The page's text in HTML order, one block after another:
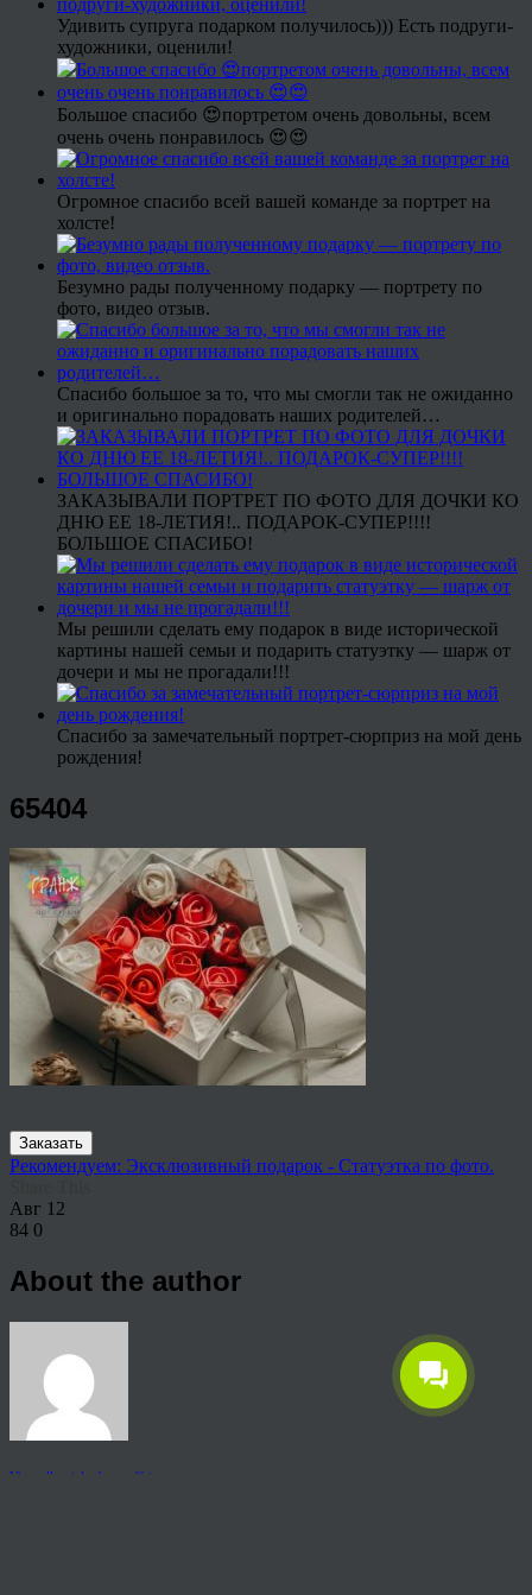
Удивить супруга подарком получилось))) Есть подруги-
художники, оценили!
Большое спасибо 😍портретом очень довольны, всем
очень очень понравилось 😍😍
Огромное спасибо всей вашей команде за портрет на
холсте!
Безумно рады полученному подарку — портрету по
фото, видео отзыв.
Спасибо большое за то, что мы смогли так не ожиданно
и оригинально порадовать наших родителей…
ЗАКАЗЫВАЛИ ПОРТРЕТ ПО ФОТО ДЛЯ ДОЧКИ КО
ДНЮ ЕЕ 18-ЛЕТИЯ!.. ПОДАРОК-СУПЕР!!!!
БОЛЬШОЕ СПАСИБО!
Мы решили сделать ему подарок в виде исторической
картины нашей семьи и подарить статуэтку — шарж от
дочери и мы не прогадали!!!
Спасибо за замечательный портрет-сюрприз на мой день
рождения!
65404
Заказать
Рекомендуем: Эксклюзивный подарок - Статуэтка по фото.
Авг 12
84 0
About the author
View all articles by rauffri